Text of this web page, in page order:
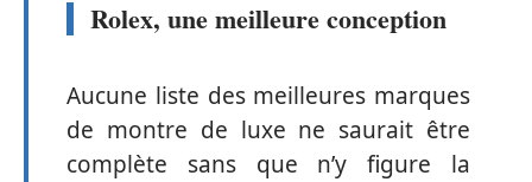
Rolex, une meilleure conception
Aucune liste des meilleures marques
de montre de luxe ne saurait être
complète sans que n’y figure la